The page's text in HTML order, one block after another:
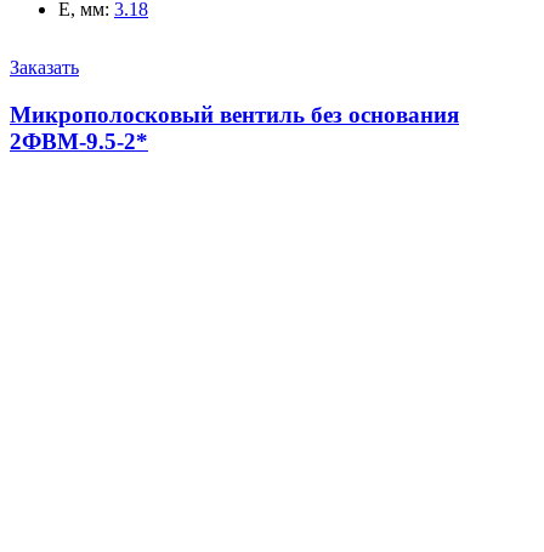
E, мм: 3.18
Заказать
Микрополосковый вентиль без основания
2ФВМ-9.5-2*